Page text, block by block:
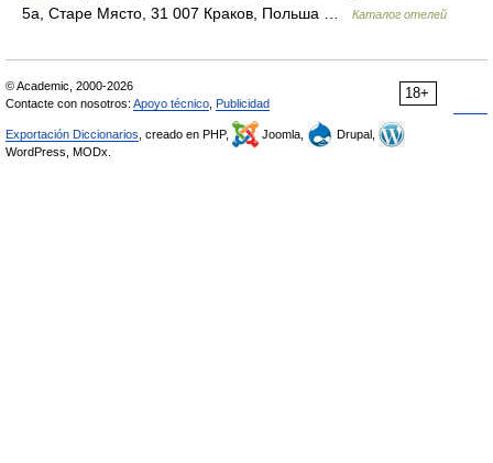
5a, Старе Място, 31 007 Краков, Польша …
Каталог отелей
18+
© Academic, 2000-2026
Contacte con nosotros: Apoyo técnico Publicidad
Exportación Diccionarios , creado en PHP, Joomla,
Drupal,
WordPress, MODx.